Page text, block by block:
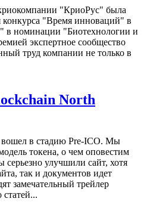
"КриоРус" была
конкурса "Время инноваций" в
в номинации "Биотехнологии и
экспертное сообщество
труд компании не только в
North
в стадию Pre-ICO. Мы
токена, о чем оповестим
улучшили сайт, хотя
так и документов идет
замечательный трейлер